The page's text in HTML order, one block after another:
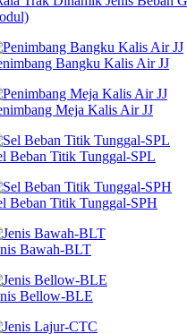
Bangku Kalis Air JJ
Meja Kalis Air JJ
Beban Titik Tunggal-SPL
Beban Titik Tunggal-SPH
Bawah-BLT
Bellow-BLE